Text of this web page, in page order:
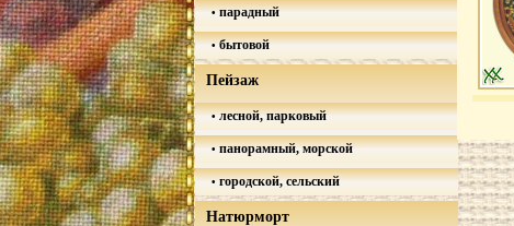
парадный
бытовой
Пейзаж
лесной, парковый
панорамный, морской
городской, сельский
Натюрморт